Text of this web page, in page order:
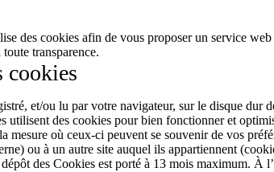
des cookies afin de vous proposer un service
transparence.
cookies
et/ou lu par votre navigateur, sur le disque dur
utilisent des cookies pour bien fonctionner et
mesure où ceux-ci peuvent se souvenir de vos
ou à un autre site auquel ils appartiennent
des Cookies est porté à 13 mois maximum. À